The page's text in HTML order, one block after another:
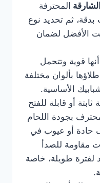
المحترفة
بدقة، ثم تحديد نوع
الأفضل لضمان
قوية وتتحمل
بألوان مختلفة
الأساسية.
أو قابلة للفتح
بجودة اللحام
حادة أو عيوب في
مقاومة للصدأ
لفترة طويلة، خاصة